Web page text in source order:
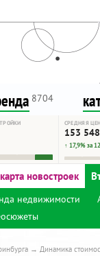
8704
СРЕДНЯЯ
153 548
↑ 17,9% за
новостроек
недвижимости
Динамика